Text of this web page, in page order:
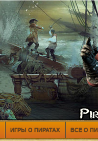
ИГРЫ О ПИРАТАХ ВСЕ О